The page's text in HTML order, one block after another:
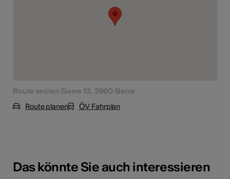
Route ancien Sierre 13, 3960 Sierre
Route planen
ÖV Fahrplan
Das könnte Sie auch interessieren